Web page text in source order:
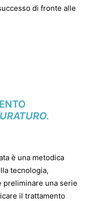
di fronte alle
è una metodica
tecnologia,
preliminare una serie
il trattamento